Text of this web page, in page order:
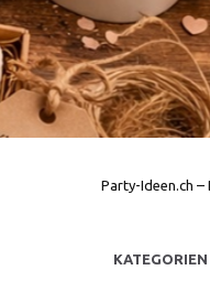
Party-Ideen.ch
KATEGORIEN